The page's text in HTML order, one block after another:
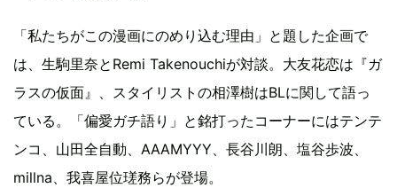
「私たちがこの漫画にのめり込む理由」と題した企画で
は、生駒里奈とRemi Takenouchiが対談。大友花恋は『ガ
ラスの仮面』、スタイリストの相澤樹はBLに関して語っ
ている。「偏愛ガチ語り」と銘打ったコーナーにはテンテ
ンコ、山田全自動、AAAMYYY、長谷川朗、塩谷歩波、
millna、我喜屋位瑳務らが登場。